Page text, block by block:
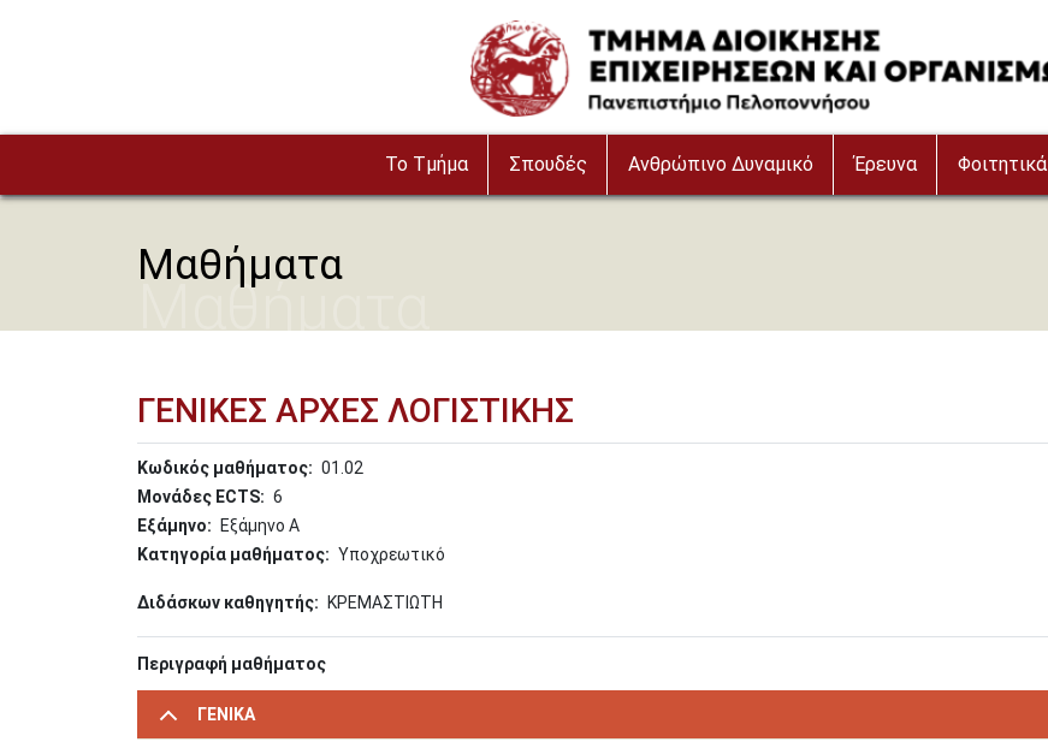
Image
To Τμήμα Σπουδές Ανθρώπινο Δυναμικό Έρευνα Φοιτητικά
Μαθήματα
Μαθήματα
ΓΕΝΙΚΕΣ ΑΡΧΕΣ ΛΟΓΙΣΤΙΚΗΣ
Κωδικός μαθήματος
01.02
Μονάδες ECTS
6
Εξάμηνο
Εξάμηνο Α
Κατηγορία μαθήματος
Υποχρεωτικό
Διδάσκων καθηγητής ΚΡΕΜΑΣΤΙΩΤΗ
Περιγραφή μαθήματος
ΓΕΝΙΚΑ